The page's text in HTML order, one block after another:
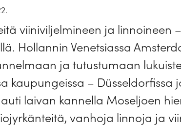
viiniviljelmineen ja linnoineen
Hollannin Venetsiassa
ja tutustumaan
kaupungeissa – Düsseldorfissa
laivan kannella Moseljoen
vanhoja linnoja ja